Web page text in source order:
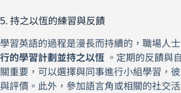
5. 持之以恆的練習與反饋
學習英語的過程是漫長而持續的，職場人
行的學習計劃並持之以恆 。定期的反饋與
關重要，可以選擇與同事進行小組學習，
與評價。此外，參加語言角或相關的社交